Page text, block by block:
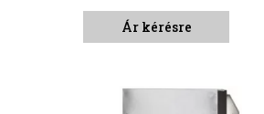
Ár kérésre